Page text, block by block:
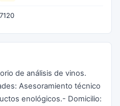
7120
de análisis de vinos.
Asesoramiento técnico
enológicos.- Domicilio: